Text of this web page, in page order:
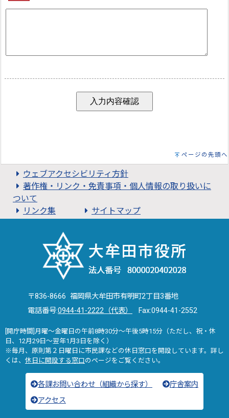
ページの先頭へ
ウェブアクセシビリティ方針
著作権・リンク・免責事項・個人情報の取り扱いに
ついて
リンク集
サイトマップ
〒836-8666 福岡県大牟田市有明町2丁目3番地
電話番号:0944-41-2222（代表） Fax:0944-41-2552
[開庁時間]月曜～金曜日の午前8時30分～午後5時15分（ただし、祝・休
日、12月29日～翌年1月3日を除く）
※毎月、原則第２日曜日に市民課などの休日窓口を開設しています。詳し
くは、 休日に開設する窓口のページをご覧ください。
各課お問い合わせ（組織から探す）
庁舎案内
アクセス